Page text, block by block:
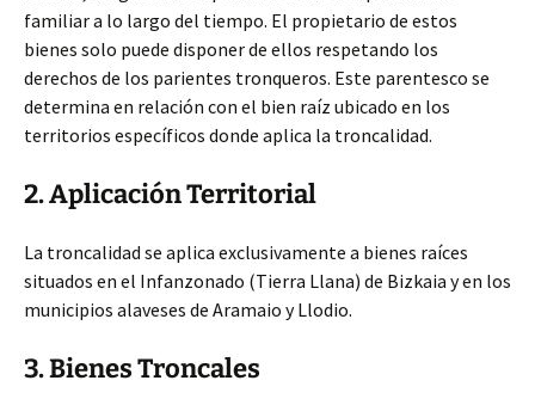
familiar a lo largo del tiempo. El propietario de estos
bienes solo puede disponer de ellos respetando los
derechos de los parientes tronqueros. Este parentesco se
determina en relación con el bien raíz ubicado en los
territorios específicos donde aplica la troncalidad.
2. Aplicación Territorial
La troncalidad se aplica exclusivamente a bienes raíces
situados en el Infanzonado (Tierra Llana) de Bizkaia y en los
municipios alaveses de Aramaio y Llodio.
3. Bienes Troncales